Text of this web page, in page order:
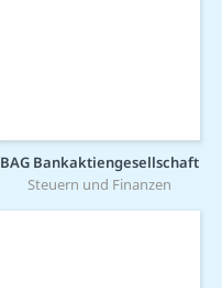
BAG Bankaktiengesellschaft
Steuern und Finanzen